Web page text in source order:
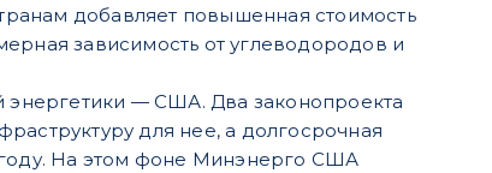
добавляет повышенная стоимость
зависимость от углеводородов и
— США. Два законопроекта
для нее, а долгосрочная
году. На этом фоне Минэнерго США